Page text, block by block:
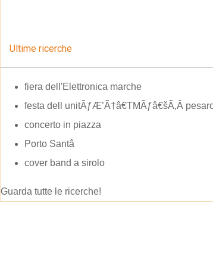
Ultime ricerche
fiera dell'Elettronica marche
festa dell unitÃƒÆ’Ã†â€TMÃƒâ€šÃ‚Â
concerto in piazza
Porto Santâ
cover band a sirolo
Guarda tutte le ricerche!